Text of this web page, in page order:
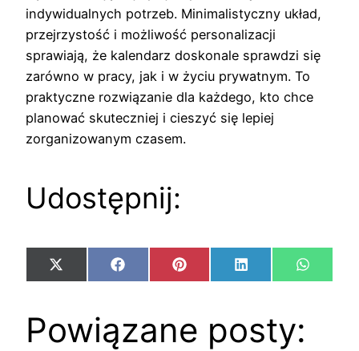
indywidualnych potrzeb. Minimalistyczny układ,
przejrzystość i możliwość personalizacji
sprawiają, że kalendarz doskonale sprawdzi się
zarówno w pracy, jak i w życiu prywatnym. To
praktyczne rozwiązanie dla każdego, kto chce
planować skuteczniej i cieszyć się lepiej
zorganizowanym czasem.
Udostępnij:
Share
on
X
(Twitter)
Share
on
FacebookShare
on
Pinterest Share
on
LinkedIn Share
on
Powiązane posty: